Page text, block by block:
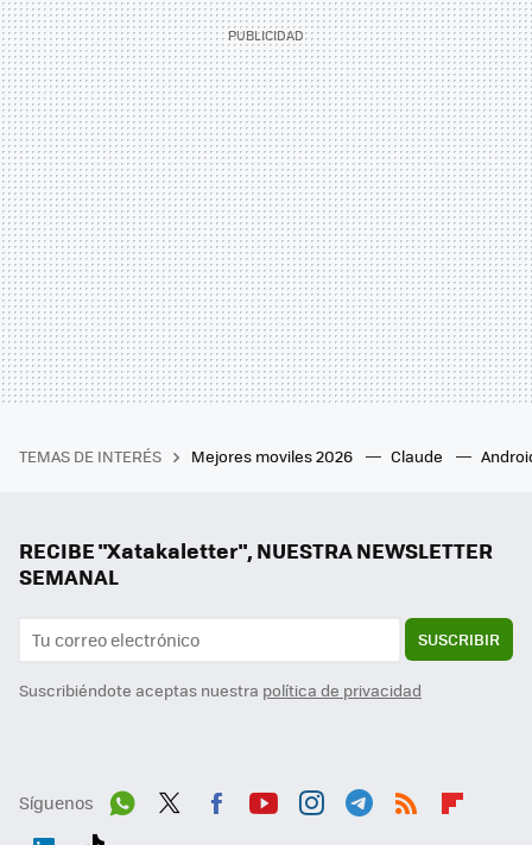
TEMAS DE INTERÉS Mejores moviles 2026 Claude
RECIBE "Xatakaletter", NUESTRA NEWSLETTER
SEMANAL
SUSCRIBIR
Suscribiéndote aceptas nuestra política de privacidad
Síguenos